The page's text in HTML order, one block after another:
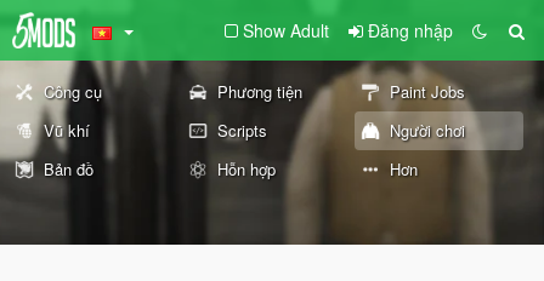
Show Adult Đăng nhập
Công cụ Phương tiện
Paint Jobs
Vũ khí
Scripts
Người chơi
Bản đồ
Hỗn hợp Hơn